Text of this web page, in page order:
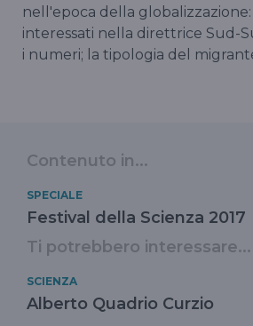
nell'epoca della
interessati nella direttrice Sud-
i numeri; la tipologia del
Contenuto in...
SPECIALE
Festival della Scienza 2017
Ti potrebbero interessare...
SCIENZA
Alberto Quadrio Curzio